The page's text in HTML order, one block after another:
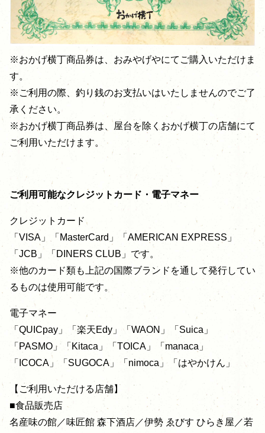
※おかげ横丁商品券は、おみやげやにてご購入いただけま
す。
※ご利用の際、釣り銭のお支払いはいたしませんのでご了
承ください。
※おかげ横丁商品券は、屋台を除くおかげ横丁の店舗にて
ご利用いただけます。
ご利用可能なクレジットカード・電子マネー
クレジットカード
「VISA」「MasterCard」「AMERICAN EXPRESS」
「JCB」「DINERS CLUB」です。
※他のカード類も上記の国際ブランドを通して発行してい
るものは使用可能です。
電子マネー
「QUICpay」「楽天Edy」「WAON」「Suica」
「PASMO」「Kitaca」「TOICA」「manaca」
「ICOCA」「SUGOCA」「nimoca」「はやかけん」
【ご利用いただける店舗】
■食品販売店
名産味の館／味匠館 森下酒店／伊勢 ゑびす ひらき屋／若